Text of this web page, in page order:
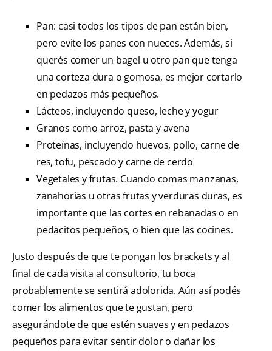
Pan: casi todos los tipos de pan están bien,
pero evite los panes con nueces. Además, si
querés comer un bagel u otro pan que tenga
una corteza dura o gomosa, es mejor cortarlo
en pedazos más pequeños.
Lácteos, incluyendo queso, leche y yogur
Granos como arroz, pasta y avena
Proteínas, incluyendo huevos, pollo, carne de
res, tofu, pescado y carne de cerdo
Vegetales y frutas. Cuando comas manzanas,
zanahorias u otras frutas y verduras duras, es
importante que las cortes en rebanadas o en
pedacitos pequeños, o bien que las cocines.
Justo después de que te pongan los brackets y al
final de cada visita al consultorio, tu boca
probablemente se sentirá adolorida. Aún así podés
comer los alimentos que te gustan, pero
asegurándote de que estén suaves y en pedazos
pequeños para evitar sentir dolor o dañar los